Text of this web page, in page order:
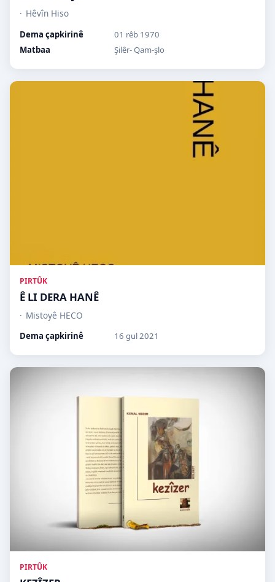
Hêvîn Hiso
Dema çapkirinê
01 rêb 1970
Matbaa
Şilêr- Qam-şlo
PIRTÛK
Ê LI DERA HANÊ
Mistoyê HECO
Dema çapkirinê 16 gul 2021
PIRTÛK